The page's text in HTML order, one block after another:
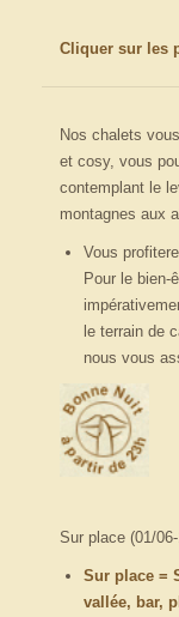
Cliquer sur les
Nos chalets
et cosy, vous
contemplant le
montagnes aux
Vous
Pour le bien-
le terrain de
nous vous
Sur place (01/
Sur place =
vallée, bar,